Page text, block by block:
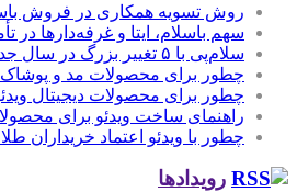
روش تسویه همکاری در فروش
سهم باسلام، ایتا و غرفه‌دارها در
سلام‌پی با ۵ تغییر بزرگ در سال جدید
چطور برای محصولات مد و پوشاک
چطور برای محصولات دیجیتال
راهنمای ساخت ویدئو برای
چطور با ویدئو اعتماد خریداران
رویدادها